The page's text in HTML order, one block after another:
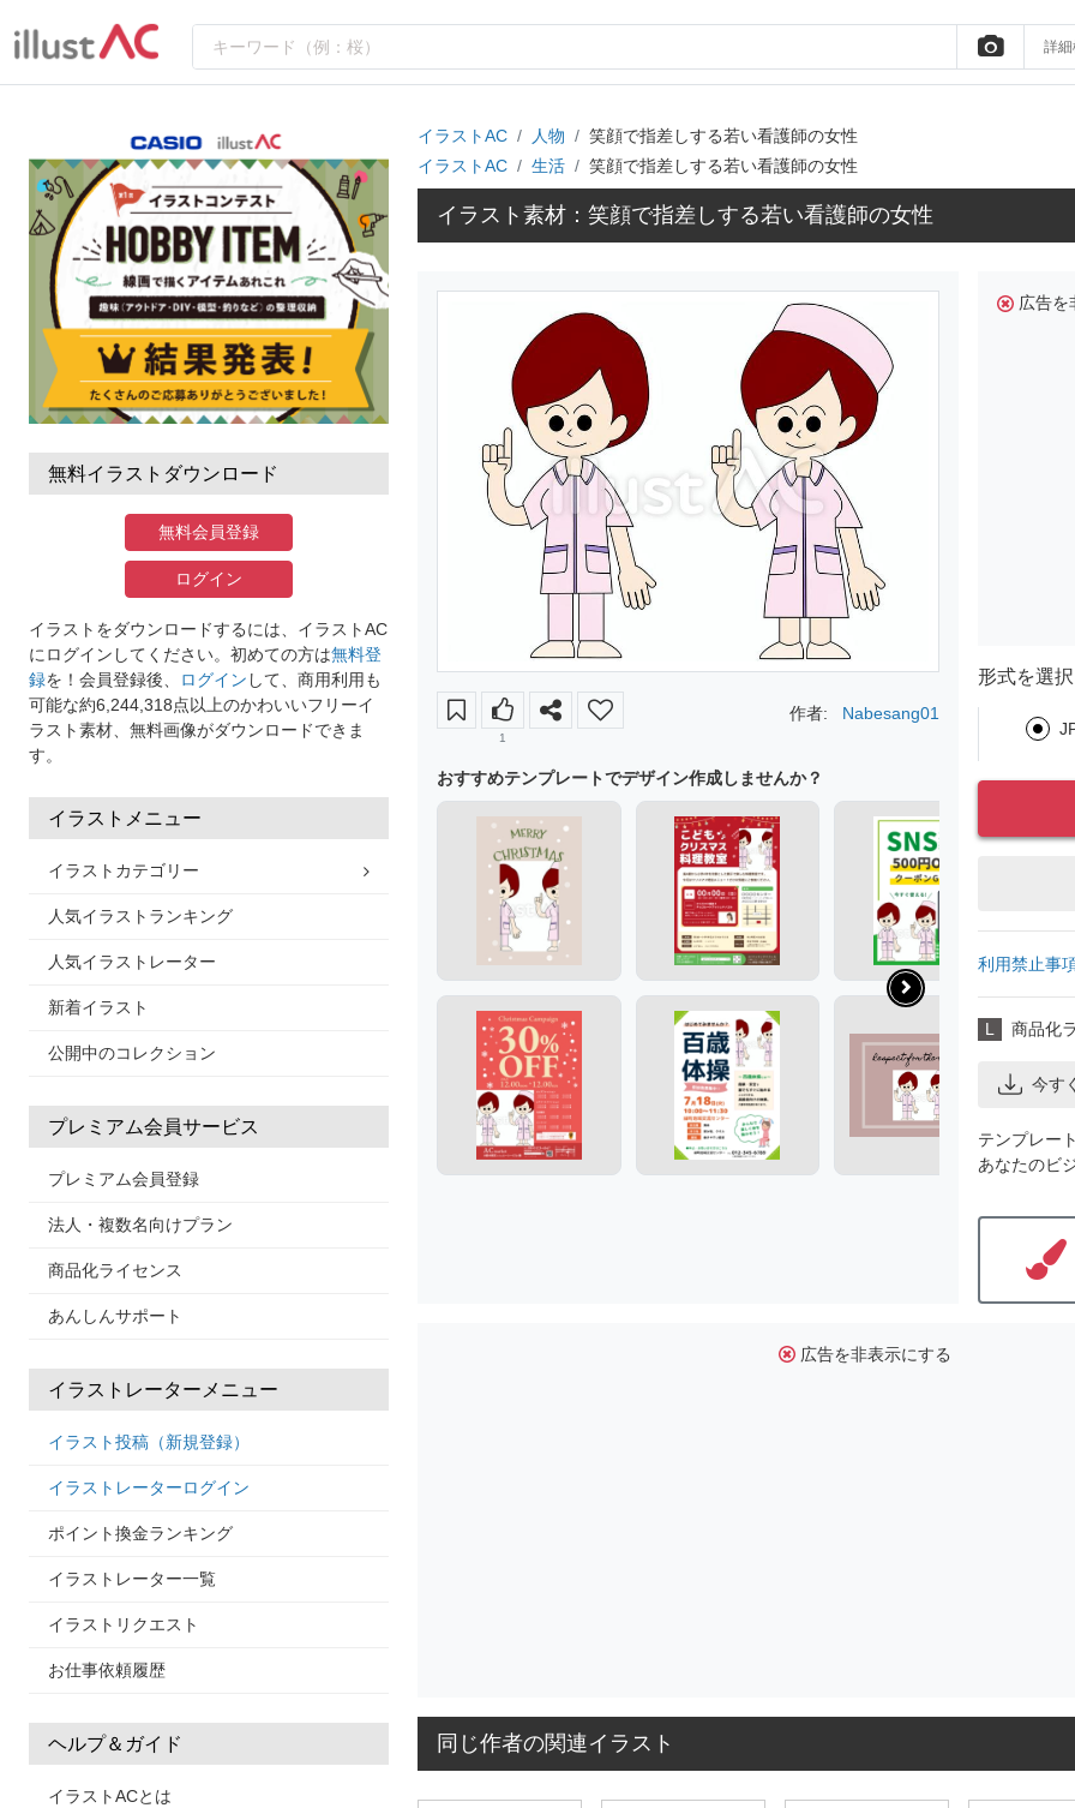
詳細
無料イラストダウンロード
無料会員登録
ログイン
イラストをダウンロードするには、イラストAC
にログインしてください。初めての方は無料登
録を！会員登録後、 ログイン して、商用利用も
可能な約6,244,318点以上のかわいいフリーイ
ラスト素材、無料画像がダウンロードできま
す。
イラストメニュー
イラストカテゴリー
人気イラストランキング
人気イラストレーター
新着イラスト
公開中のコレクション
プレミアム会員サービス
プレミアム会員登録
法人・複数名向けプラン
商品化ライセンス
あんしんサポート
イラストレーターメニュー
イラスト投稿（新規登録）
イラストレーターログイン
ポイント換金ランキング
イラストレーター一覧
イラストリクエスト
お仕事依頼履歴
ヘルプ＆ガイド
イラストACとは
イラストAC 人物
笑顔で指差しする若い看護師の女性
イラストAC
生活 笑顔で指差しする若い看護師の女性
イラスト素材：笑顔で指差しする若い看護師の女性
1
作者: Nabesang01
おすすめテンプレートでデザイン作成しませんか？
広告を
形式を選
利用禁止事
L 商品化
今す
テンプレー
あなたのビ
広告を非表示にする
同じ作者の関連イラスト